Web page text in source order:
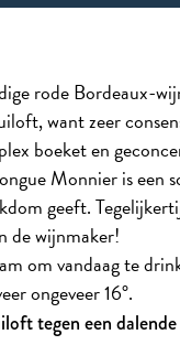
rode Bordeaux-
want zeer
boeket en
Monnier is
geeft.
de wijnmaker!
om vandaag te
ongeveer 16°.
tegen een